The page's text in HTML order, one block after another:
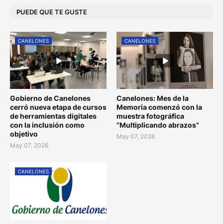
PUEDE QUE TE GUSTE
CANELONES
Gobierno de Canelones
cerró nueva etapa de cursos
de herramientas digitales
con la inclusión como
objetivo
May 07, 2026
CANELONES
Canelones: Mes de la
Memoria comenzó con la
muestra fotográfica
“Multiplicando abrazos”
May 07, 2026
CANELONES